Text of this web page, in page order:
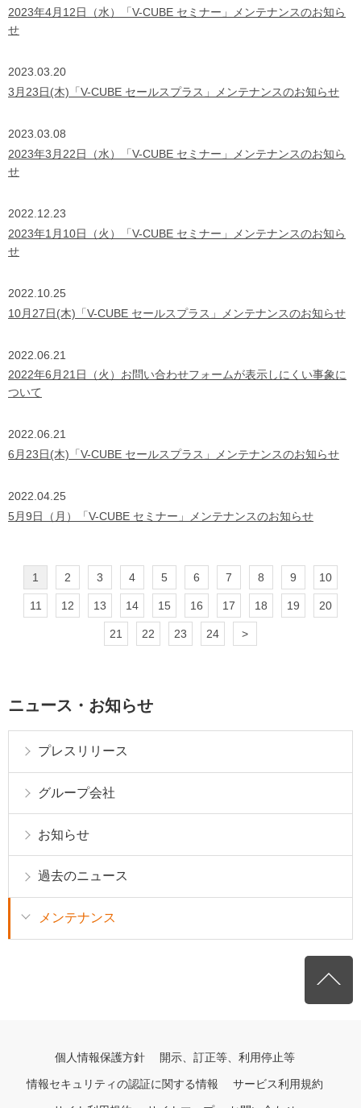
2023年4月12日（水）「V-CUBE セミナー」メンテナンスのお知ら
せ
2023.03.20
3月23日(木)「V-CUBE セールスプラス」メンテナンスのお知らせ
2023.03.08
2023年3月22日（水）「V-CUBE セミナー」メンテナンスのお知ら
せ
2022.12.23
2023年1月10日（火）「V-CUBE セミナー」メンテナンスのお知ら
せ
2022.10.25
10月27日(木)「V-CUBE セールスプラス」メンテナンスのお知らせ
2022.06.21
2022年6月21日（火）お問い合わせフォームが表示しにくい事象に
ついて
2022.06.21
6月23日(木)「V-CUBE セールスプラス」メンテナンスのお知らせ
2022.04.25
5月9日（月）「V-CUBE セミナー」メンテナンスのお知らせ
1 2 3 4 5 6 7 8 9 10
11 12 13 14 15 16 17 18 19 20
21 22 23 24 >
ニュース・お知らせ
プレスリリース
グループ会社
お知らせ
過去のニュース
メンテナンス
個人情報保護方針 開示、訂正等、利用停止等
情報セキュリティの認証に関する情報 サービス利用規約